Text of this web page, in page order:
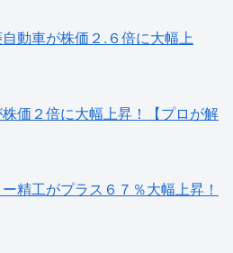
動車が株価２.６倍に大幅上
価２倍に大幅上昇！【プロが解
精工がプラス６７％大幅上昇！